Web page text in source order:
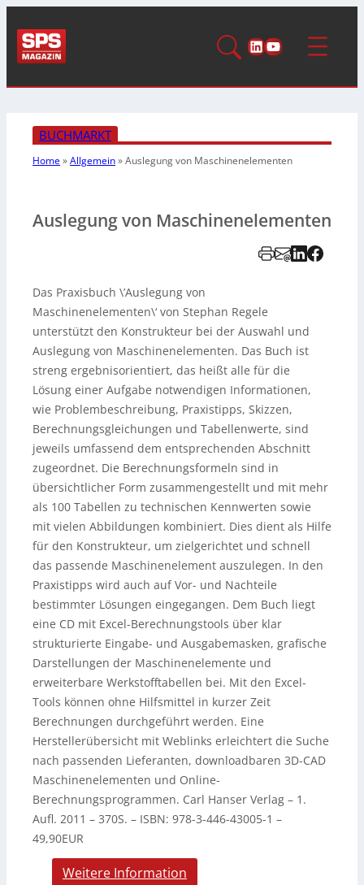
LinkedIn
YouTube
BUCHMARKT
Home»Allgemein»Auslegung von Maschinenelementen
Auslegung von Maschinenelementen
Das Praxisbuch \’Auslegung von
Maschinenelementen\‘ von Stephan Regele
unterstützt den Konstrukteur bei der Auswahl und
Auslegung von Maschinenelementen. Das Buch ist
streng ergebnisorientiert, das heißt alle für die
Lösung einer Aufgabe notwendigen Informationen,
wie Problembeschreibung, Praxistipps, Skizzen,
Berechnungsgleichungen und Tabellenwerte, sind
jeweils umfassend dem entsprechenden Abschnitt
zugeordnet. Die Berechnungsformeln sind in
übersichtlicher Form zusammengestellt und mit mehr
als 100 Tabellen zu technischen Kennwerten sowie
mit vielen Abbildungen kombiniert. Dies dient als Hilfe
für den Konstrukteur, um zielgerichtet und schnell
das passende Maschinenelement auszulegen. In den
Praxistipps wird auch auf Vor- und Nachteile
bestimmter Lösungen eingegangen. Dem Buch liegt
eine CD mit Excel-Berechnungstools über klar
strukturierte Eingabe- und Ausgabemasken, grafische
Darstellungen der Maschinenelemente und
erweiterbare Werkstofftabellen bei. Mit den Excel-
Tools können ohne Hilfsmittel in kurzer Zeit
Berechnungen durchgeführt werden. Eine
Herstellerübersicht mit Weblinks erleichtert die Suche
nach passenden Lieferanten, downloadbaren 3D-CAD
Maschinenelementen und Online-
Berechnungsprogrammen. Carl Hanser Verlag – 1.
Aufl. 2011 – 370S. – ISBN: 978-3-446-43005-1 –
49,90EUR
Weitere Information